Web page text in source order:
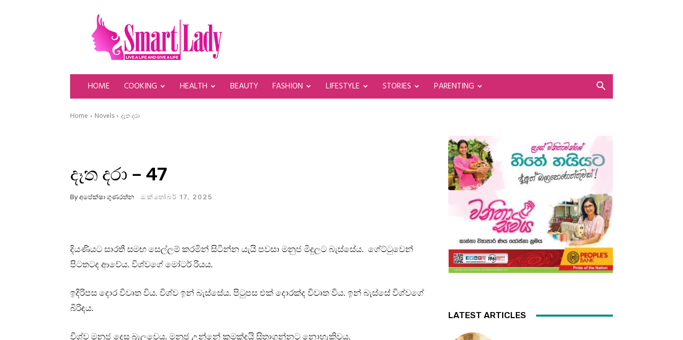
SmartLady
HOME COOKING HEALTH BEAUTY FASHION LIFESTYLE STORIES PARENTING
Home Novels දෑත දරා
දෑත දරා – 47
By අපේක්ෂා ගුණරත්න ඔක්තෝබර් 17, 2025
දියණියට සාරතී සමඟ සෙල්ලම් කරමින් සිටින්න යැයි පවසා මනුජ මිදුලට බැස්සේය. ගේට්ටුවෙන්
පිටතටද ආවේය. විශ්වගේ මෝටර් රියය.
ඉදිරිපස දොර විවෘත විය. විශ්ව ඉන් බැස්සේය. පිටුපස එක් දොරක්ද විවෘත විය. ඉන් බැස්සේ විශ්වගේ
බිරිඳය.
විශ්ව මනුජ දෙස බැලුවෙය. මනුජ උන්නේ කුමක්දයි සිතාගන්නට නොහැකිවය.
LATEST ARTICLES